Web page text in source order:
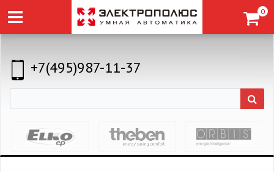
0
+7(495)987-11-37